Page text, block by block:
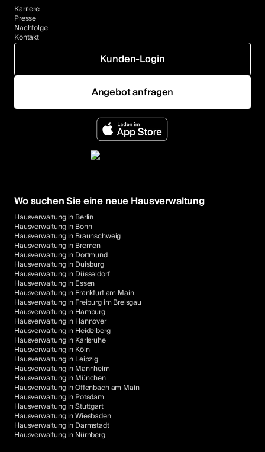
Karriere
Presse
Nachfolge
Kontakt
Kunden-Login
Angebot anfragen
Wo suchen Sie eine neue Hausverwaltung
Hausverwaltung in Berlin
Hausverwaltung in Bonn
Hausverwaltung in Braunschweig
Hausverwaltung in Bremen
Hausverwaltung in Dortmund
Hausverwaltung in Duisburg
Hausverwaltung in Düsseldorf
Hausverwaltung in Essen
Hausverwaltung in Frankfurt am Main
Hausverwaltung in Freiburg im Breisgau
Hausverwaltung in Hamburg
Hausverwaltung in Hannover
Hausverwaltung in Heidelberg
Hausverwaltung in Karlsruhe
Hausverwaltung in Köln
Hausverwaltung in Leipzig
Hausverwaltung in Mannheim
Hausverwaltung in München
Hausverwaltung in Offenbach am Main
Hausverwaltung in Potsdam
Hausverwaltung in Stuttgart
Hausverwaltung in Wiesbaden
Hausverwaltung in Darmstadt
Hausverwaltung in Nürnberg